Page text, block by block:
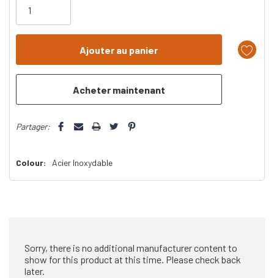
plus
Partager:
Colour: Acier Inoxydable
Sorry, there is no additional manufacturer content to
show for this product at this time. Please check back
later.